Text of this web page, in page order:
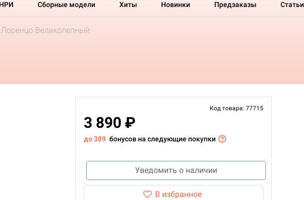
НРИ Сборные модели Хиты Новинки Предзаказы Статьи
Лоренцо Великолепный
Код товара: 77715
3 890 ₽
до 389 бонусов на следующие покупки
Уведомить о наличии
В избранное